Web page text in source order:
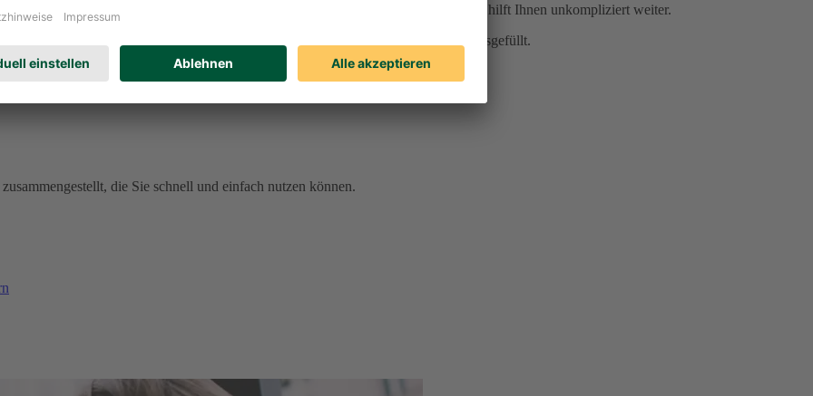
schnell aus der Welt. Unser Schadenservice ist rund um die Uhr für Sie da und hilft Ihnen unkompliziert weiter.
meineDEVK. Wenn Sie eingeloggt sind, sind Ihre Daten dort bereits für Sie vorausgefüllt.
gebührenfrei aus dem deutschen Telefonnetz).
(gebührenpflichtig aus dem Ausland).
die Sie schnell und einfach nutzen können.